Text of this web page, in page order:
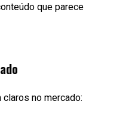
que parece
no mercado: